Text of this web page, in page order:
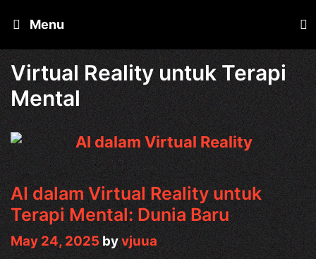
to
content
Menu
Virtual Reality untuk Terapi
Mental
AI dalam Virtual Reality untuk
Terapi Mental: Dunia Baru
May 24, 2025byvjuua